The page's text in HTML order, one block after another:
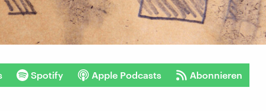
Spotify Apple Podcasts Abonnieren